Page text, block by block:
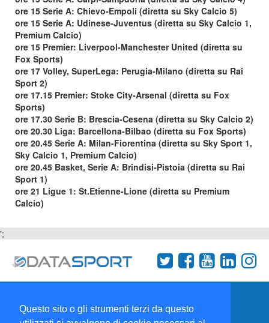
Questo sito o gli strumenti terzi da questo
ore 15 Serie A: Chievo-Empoli (diretta su Sky Calcio 5)
ore 15 Serie A: Udinese-Juventus (diretta su Sky Calcio 1,
Premium Calcio)
ore 15 Premier: Liverpool-Manchester United (diretta su
Fox Sports)
ore 17 Volley, SuperLega: Perugia-Milano (diretta su Rai
Sport 2)
ore 17.15 Premier: Stoke City-Arsenal (diretta su Fox
Sports)
ore 17.30 Serie B: Brescia-Cesena (diretta su Sky Calcio 2)
ore 20.30 Liga: Barcellona-Bilbao (diretta su Fox Sports)
ore 20.45 Serie A: Milan-Fiorentina (diretta su Sky Sport 1,
Sky Calcio 1, Premium Calcio)
ore 20.45 Basket, Serie A: Brindisi-Pistoia (diretta su Rai
Sport 1)
ore 21 Ligue 1: St.Etienne-Lione (diretta su Premium
Calcio)
';
Collabora con noi